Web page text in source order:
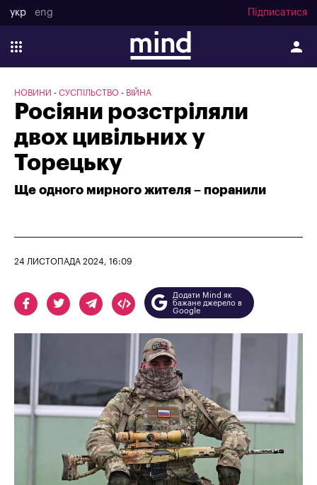
укр eng Підписатися
НОВИНИ СУСПІЛЬСТВО ВІЙНА
Росіяни розстріляли
двох цивільних у
Торецьку
Ще одного мирного жителя – поранили
24 ЛИСТОПАДА 2024, 16:09
Додати Mind як
бажане джерело в
Google